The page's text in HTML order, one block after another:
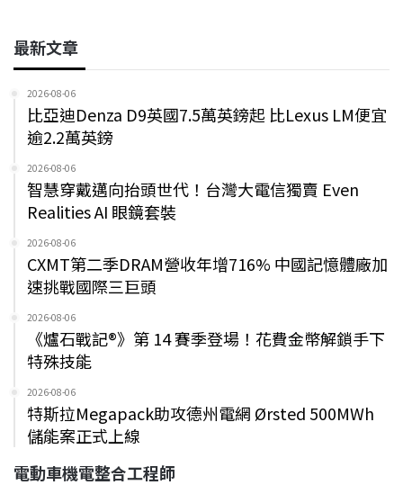
最新文章
2026-08-06
比亞迪Denza D9英國7.5萬英鎊起 比Lexus LM便宜
逾2.2萬英鎊
2026-08-06
智慧穿戴邁向抬頭世代！台灣大電信獨賣 Even
Realities AI 眼鏡套裝
2026-08-06
CXMT第二季DRAM營收年增716% 中國記憶體廠加
速挑戰國際三巨頭
2026-08-06
《爐石戰記®》第 14 賽季登場！花費金幣解鎖手下
特殊技能
2026-08-06
特斯拉Megapack助攻德州電網 Ørsted 500MWh
儲能案正式上線
電動車機電整合工程師